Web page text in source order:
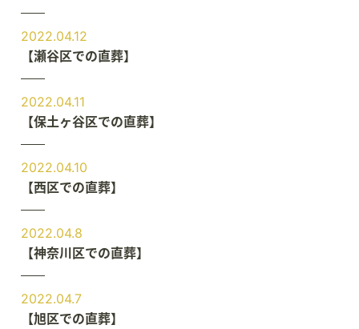
2022.04.12
【瀬谷区での直葬】
2022.04.11
【保土ヶ谷区での直葬】
2022.04.10
【西区での直葬】
2022.04.8
【神奈川区での直葬】
2022.04.7
【旭区での直葬】